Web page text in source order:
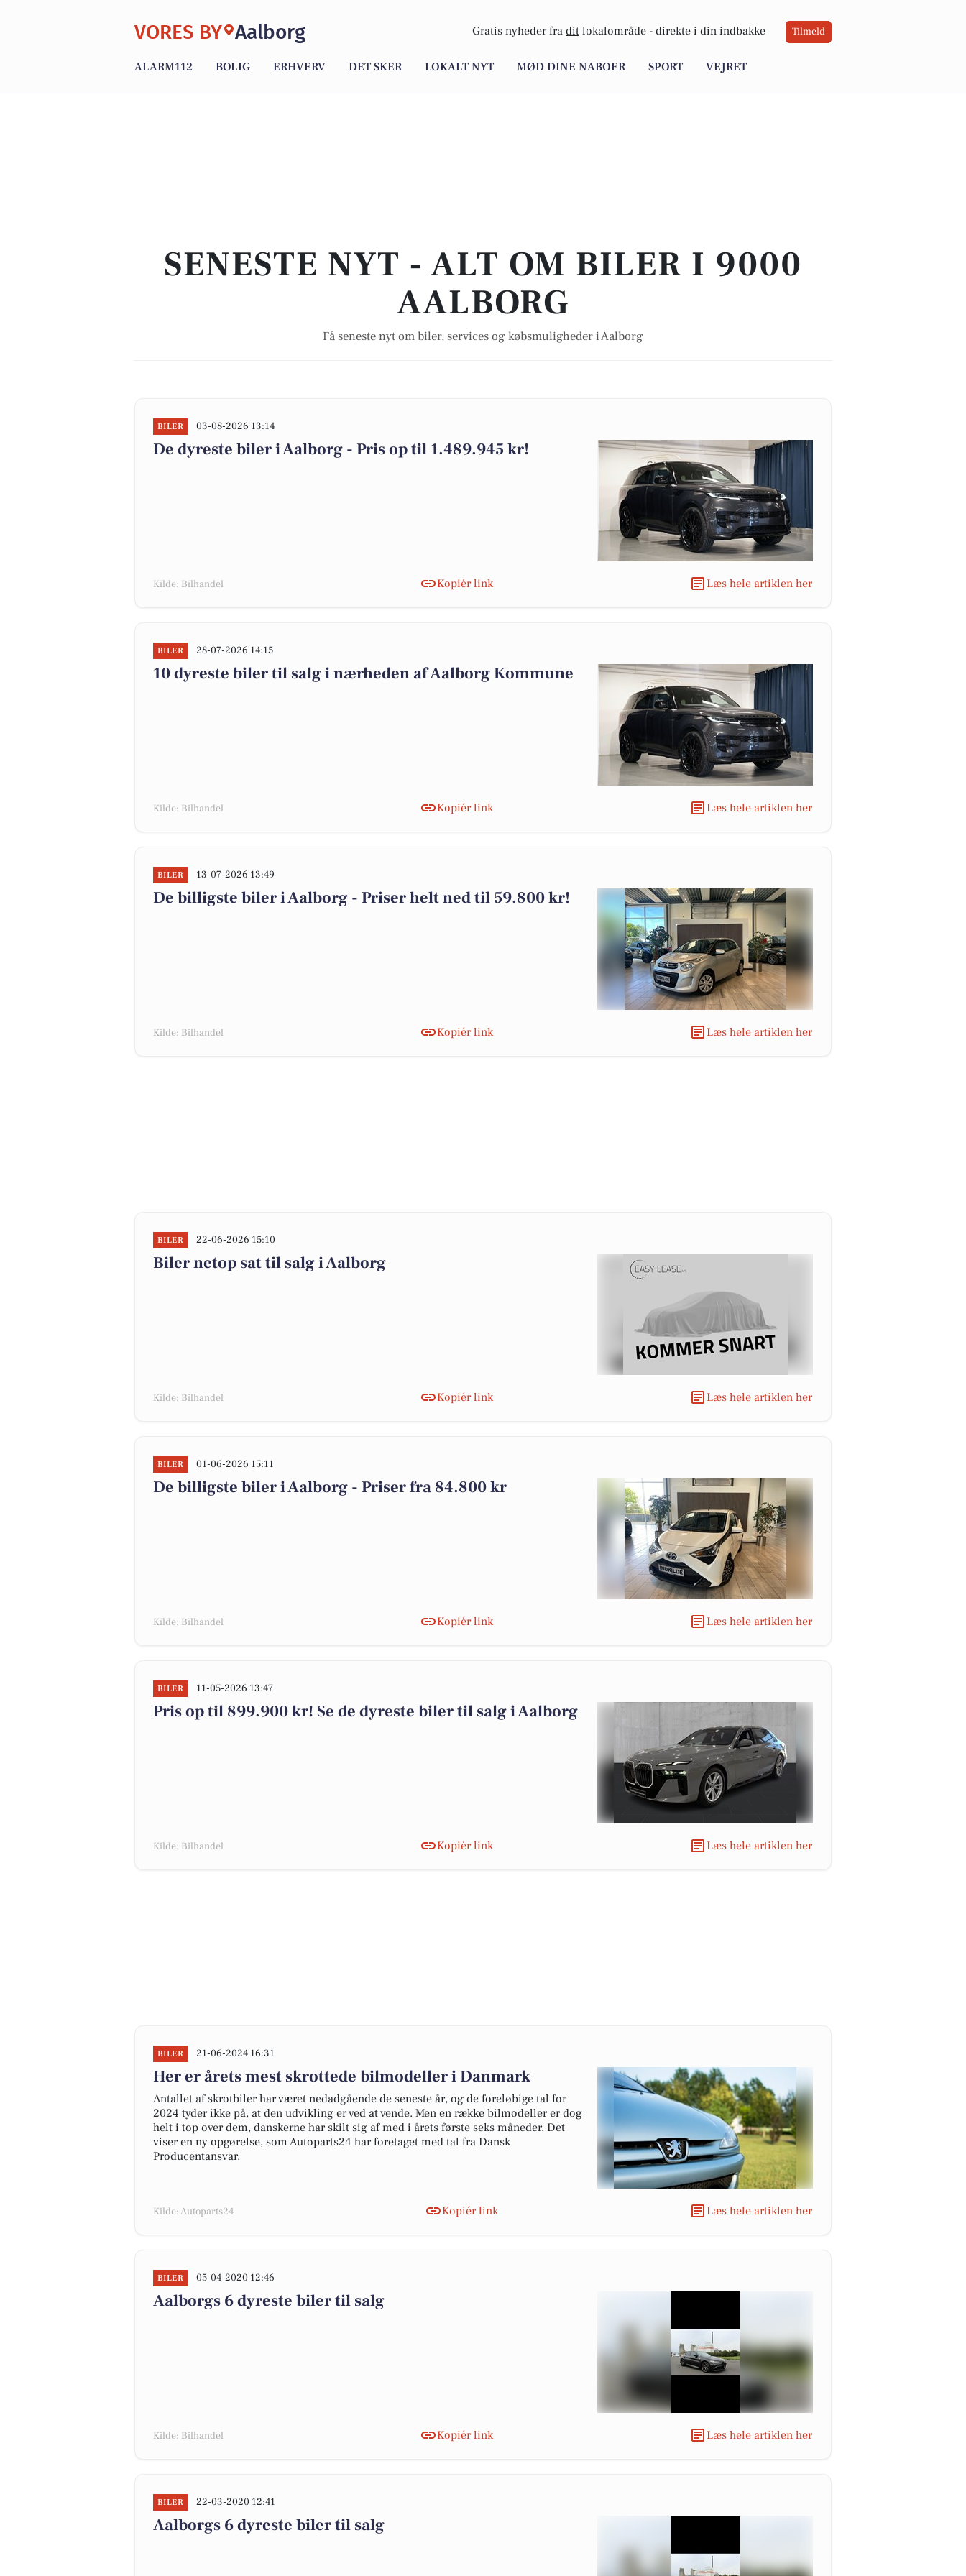
VORES BY Aalborg Gratis nyheder fra dit lokalområde - direkte i din indbakke Tilmeld
ALARM112 BOLIG ERHVERV DET SKER LOKALT NYT MØD DINE NABOER SPORT VEJRET
SENESTE NYT - ALT OM BILER I 9000
AALBORG
Få seneste nyt om biler, services og købsmuligheder i Aalborg
BILER 03-08-2026 13:14
De dyreste biler i Aalborg - Pris op til 1.489.945 kr!
Kilde: Bilhandel Kopiér link Læs hele artiklen her
BILER 28-07-2026 14:15
10 dyreste biler til salg i nærheden af Aalborg Kommune
Kilde: Bilhandel Kopiér link Læs hele artiklen her
BILER 13-07-2026 13:49
De billigste biler i Aalborg - Priser helt ned til 59.800 kr!
Kilde: Bilhandel Kopiér link Læs hele artiklen her
BILER 22-06-2026 15:10
Biler netop sat til salg i Aalborg
Kilde: Bilhandel Kopiér link Læs hele artiklen her
BILER 01-06-2026 15:11
De billigste biler i Aalborg - Priser fra 84.800 kr
Kilde: Bilhandel Kopiér link Læs hele artiklen her
BILER 11-05-2026 13:47
Pris op til 899.900 kr! Se de dyreste biler til salg i Aalborg
Kilde: Bilhandel Kopiér link Læs hele artiklen her
BILER 21-06-2024 16:31
Her er årets mest skrottede bilmodeller i Danmark
Antallet af skrotbiler har været nedadgående de seneste år, og de foreløbige tal for
2024 tyder ikke på, at den udvikling er ved at vende. Men en række bilmodeller er dog
helt i top over dem, danskerne har skilt sig af med i årets første seks måneder. Det
viser en ny opgørelse, som Autoparts24 har foretaget med tal fra Dansk
Producentansvar.
Kilde: Autoparts24 Kopiér link Læs hele artiklen her
BILER 05-04-2020 12:46
Aalborgs 6 dyreste biler til salg
Kilde: Bilhandel Kopiér link Læs hele artiklen her
BILER 22-03-2020 12:41
Aalborgs 6 dyreste biler til salg